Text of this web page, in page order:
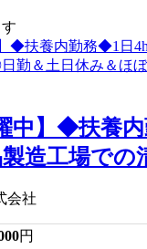
躍中】◆扶養
造工場での
会社
円